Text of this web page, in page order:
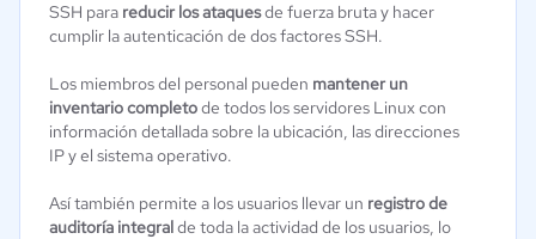
SSH para reducir los ataquesde fuerza bruta y hacer
cumplir la autenticación de dos factores SSH.
Los miembros del personal pueden mantener un
inventario completode todos los servidores Linux con
información detallada sobre la ubicación, las direcciones
IP y el sistema operativo.
Así también permite a los usuarios llevar un registro de
auditoría integralde toda la actividad de los usuarios, lo